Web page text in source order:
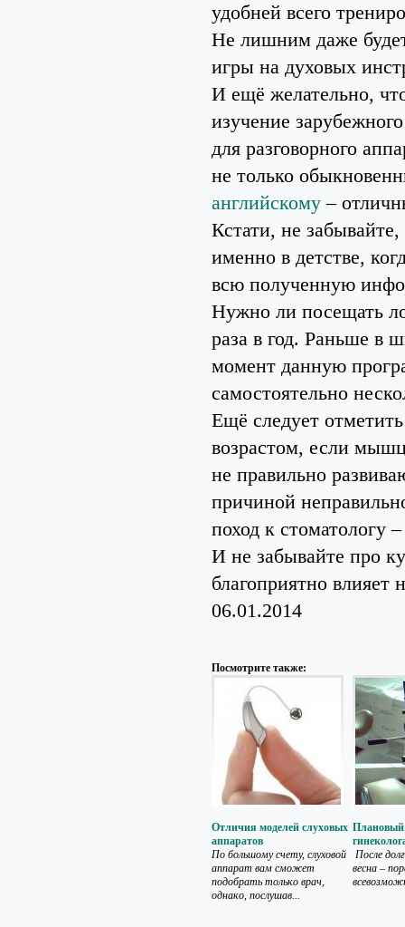
удобней всего
Не лишним даже
игры на духовых
И ещё желательно,
изучение
для разговорного
не только
английскому –
Кстати, не
именно в детстве,
всю полученную
Нужно ли посещать
раза в год. Раньше в
момент данную
самостоятельно
Ещё следует
возрастом, если
не правильно
причиной
поход к стоматологу
И не забывайте про
благоприятно влияет
06.01.2014
Посмотрите также:
Отличия моделей слуховых
аппаратов
По большому счету, слуховой
аппарат вам сможет
подобрать только врач,
однако, послушав...
Плановый
После
весна –